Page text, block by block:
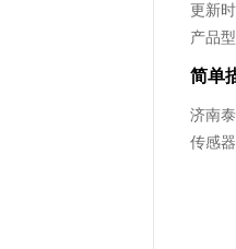
更新
产品
简单
济南
传感